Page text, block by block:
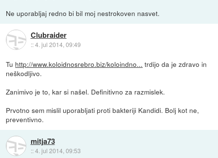
Ne uporabljaj redno bi bil moj nestrokoven nasvet.
Clubraider
::4. jul 2014, 09:49
Tu http://www.koloidnosrebro.biz/koloindno... trdijo da je zdravo in
neškodljivo.
Zanimivo je to, kar si našel. Definitivno za razmislek.
Prvotno sem mislil uporabljati proti bakteriji Kandidi. Bolj kot ne,
preventivno.
mitja73
::4. jul 2014, 09:53